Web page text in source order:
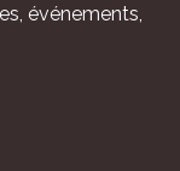
événements,